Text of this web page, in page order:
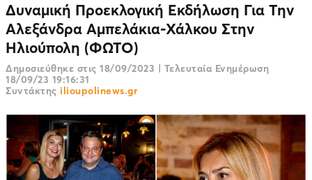
Δυναμική Προεκλογική Εκδήλωση Για Την
Αλεξάνδρα Αμπελάκια-Χάλκου Στην
Ηλιούπολη (ΦΩΤΟ)
Δημοσιεύθηκε στις 18/09/2023 | Τελευταία Ενημέρωση
18/09/23 19:16:31
Συντάκτης ilioupolinews.gr